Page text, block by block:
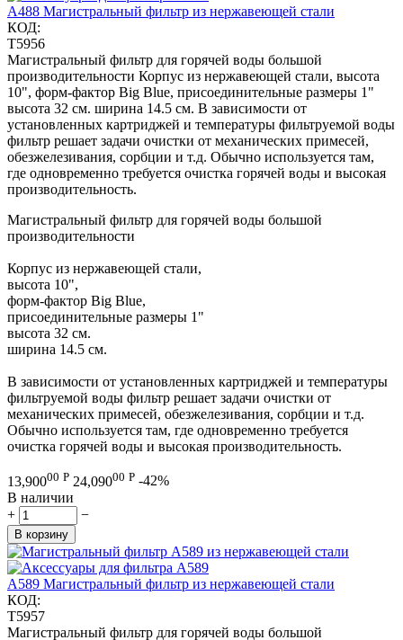
A488 Магистральный фильтр из нержавеющей стали
КОД:
T5956
Магистральный фильтр для горячей воды большой
производительности Корпус из нержавеющей стали, высота
10", форм-фактор Big Blue, присоединительные размеры 1"
высота 32 см. ширина 14.5 см. В зависимости от
установленных картриджей и температуры фильтруемой воды
фильтр решает задачи очистки от механических примесей,
обезжелезивания, сорбции и т.д. Обычно используется там,
где одновременно требуется очистка горячей воды и высокая
производительность.
Магистральный фильтр для горячей воды большой
производительности
Корпус из нержавеющей стали,
высота 10",
форм-фактор Big Blue,
присоединительные размеры 1"
высота 32 см.
ширина 14.5 см.
В зависимости от установленных картриджей и температуры
фильтруемой воды фильтр решает задачи очистки от
механических примесей, обезжелезивания, сорбции и т.д.
Обычно используется там, где одновременно требуется
очистка горячей воды и высокая производительность.
13,90000 Р 24,09000 Р -42%
В наличии
+
−
В корзину
A589 Магистральный фильтр из нержавеющей стали
КОД:
T5957
Магистральный фильтр для горячей воды большой